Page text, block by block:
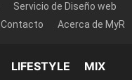
Servicio de Diseño web
Contacto
Acerca de MyR
LIFESTYLE MIX